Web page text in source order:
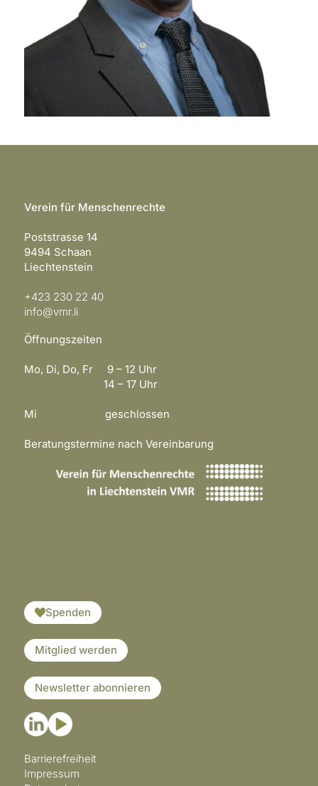
Verein für Menschenrechte
Poststrasse 14
9494 Schaan
Liechtenstein
+423 230 22 40
info@vmr.li
Öffnungszeiten
Mo, Di, Do, Fr 9 – 12 Uhr
14 – 17 Uhr
Mi geschlossen
Beratungstermine nach Vereinbarung
Spenden
Mitglied werden
Newsletter abonnieren
Barrierefreiheit
Impressum